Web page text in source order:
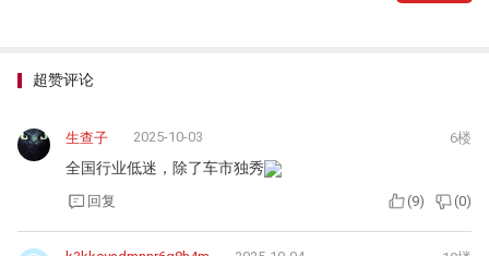
超赞评论
生查子 2025-10-03 6楼
全国行业低迷，除了车市独秀
回复 (9) (0)